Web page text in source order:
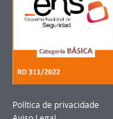
Política de privacidade